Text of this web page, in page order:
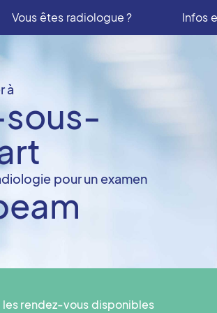
Vous êtes radiologue ? Infos
à
pour un examen
rendez-vous disponibles